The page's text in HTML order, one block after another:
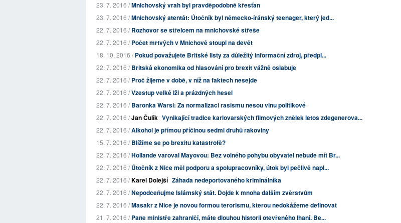
23. 7. 2016 /Mnichovský vrah byl pravděpodobně křesťan
23. 7. 2016 /Mnichovský atentát: Útočník byl německo-íránský teenager, který jed...
22. 7. 2016 /Rozhovor se střelcem na mnichovské střeše
22. 7. 2016 /Počet mrtvých v Mnichově stoupl na devět
18. 10. 2016 /Pokud považujete Britské listy za důležitý informační zdroj, předpl...
22. 7. 2016 /Britská ekonomika od hlasování pro brexit vážně oslabuje
22. 7. 2016 /Proč žijeme v době, v níž na faktech nesejde
22. 7. 2016 /Vzestup velké lži a prázdných hesel
22. 7. 2016 /Baronka Warsi: Za normalizaci rasismu nesou vinu politikové
22. 7. 2016 /Jan Čulík Vynikající tradice karlovarských filmových znělek letos zdegenerova...
22. 7. 2016 /Alkohol je přímou příčinou sedmi druhů rakoviny
15. 7. 2016 /Blížíme se po brexitu katastrofě?
22. 7. 2016 /Hollande varoval Mayovou: Bez volného pohybu obyvatel nebude mít Br...
22. 7. 2016 /Útočník z Nice měl podporu a spolupracovníky, útok byl pečlivě napl...
22. 7. 2016 /Karel Dolejší Záhada nedeportovaného kriminálníka
22. 7. 2016 /Nepodceňujme Islámský stát. Dojde k mnoha dalším zvěrstvům
22. 7. 2016 /Masakr z Nice je novou formou terorismu, kterou nedokážeme definovat
21. 7. 2016 /Pane ministře zahraničí, máte dlouhou historii otevřeného lhaní. Be...